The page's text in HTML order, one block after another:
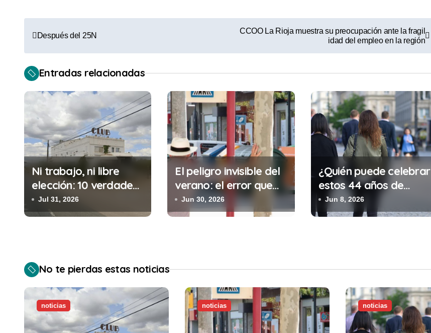
N
a
v
e
a
c
i
ó
n
e
n
t
Después del 25N
CCOO La Rioja muestra su preocupación ante la fragil
idad del empleo en la región
Entradas relacionadas
Ni trabajo, ni libre
elección: 10 verdades
urgentes sobre la
abolición de la
Jul 31, 2026
El peligro invisible del
verano: el error que
cometes cada 30
minutos en tu trabajo
Jun 30, 2026
¿Quién puede celebrar
estos 44 años de
autonomía?
Jun 8, 2026
No te pierdas estas noticias
noticias noticias noticias